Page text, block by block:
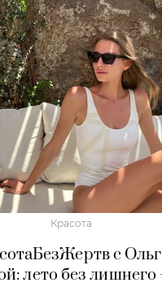
Красота
с
лето без